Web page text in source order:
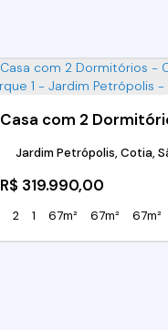
R$ 319.990,00
Jardim Petrópolis, Cotia,
2 1 67m² 67m² 67m²